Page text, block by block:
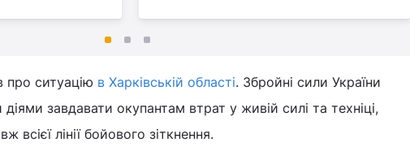
про ситуацію в Харківській області. Збройні сили України
завдавати окупантам втрат у живій силі та техніці,
лінії бойового зіткнення.